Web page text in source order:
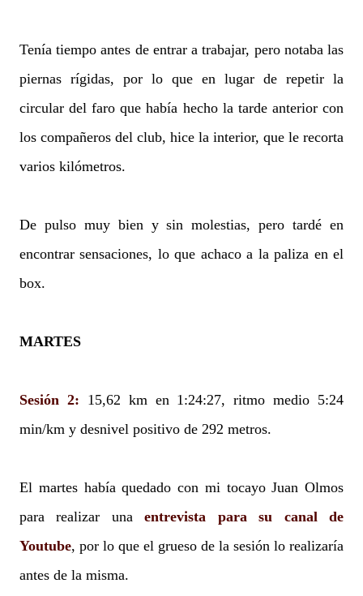
Tenía tiempo antes de entrar a trabajar, pero notaba las
piernas rígidas, por lo que en lugar de repetir la
circular del faro que había hecho la tarde anterior con
los compañeros del club, hice la interior, que le recorta
varios kilómetros.
De pulso muy bien y sin molestias, pero tardé en
encontrar sensaciones, lo que achaco a la paliza en el
box.
MARTES
Sesión 2: 15,62 km en 1:24:27, ritmo medio 5:24
min/km y desnivel positivo de 292 metros.
El martes había quedado con mi tocayo Juan Olmos
para realizar unaentrevista para su canal de
Youtube, por lo que el grueso de la sesión lo realizaría
antes de la misma.